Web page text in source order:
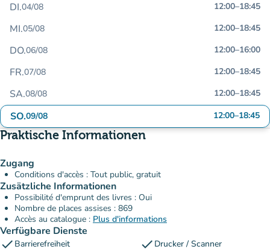
DI.04/08 12:00–18:45
MI.05/08 12:00–18:45
DO.06/08 12:00–16:00
FR.07/08 12:00–18:45
SA.08/08 12:00–18:45
SO.09/08 12:00–18:45
Praktische Informationen
Zugang
Conditions d'accès : Tout public, gratuit
Zusätzliche Informationen
Possibilité d'emprunt des livres : Oui
Nombre de places assises : 869
Accès au catalogue : Plus d'informations
Verfügbare Dienste
check Barrierefreiheit check Drucker / Scanner